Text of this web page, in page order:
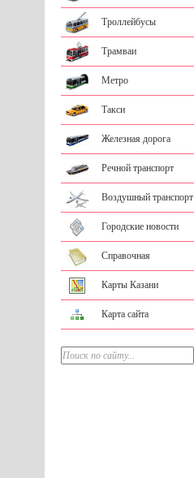
Троллейбусы
Трамваи
Метро
Такси
Железная дорога
Речной транспорт
Воздушный транспорт
Городские новости
Справочная
Карты Казани
Карта сайта